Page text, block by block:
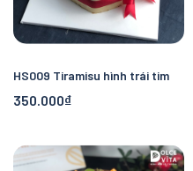
HS009 Tiramisu hình trái tim
350.000₫